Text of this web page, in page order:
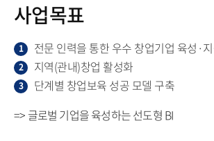
사업목표
1 전문 인력을 통한 우수 창업기업 육성·
2 지역(관내)창업 활성화
3
단계별 창업보육 성공 모델 구축
=> 글로벌 기업을 육성하는 선도형 BI